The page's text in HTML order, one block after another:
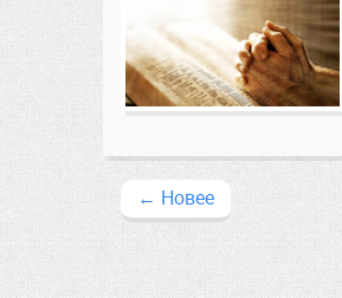
← Новее